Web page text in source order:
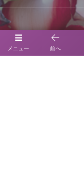
メニュー 前へ